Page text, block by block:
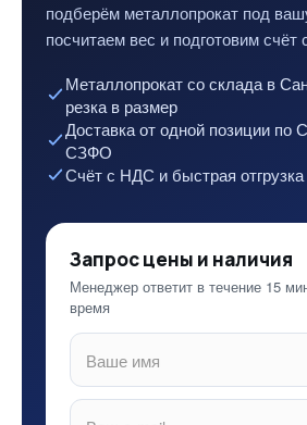
подберём металлопрокат под
посчитаем вес и подготовим
Металлопрокат со склада в
резка в размер
Доставка от одной позиции по
СЗФО
Счёт с НДС и быстрая
Запрос цены и наличия
Менеджер ответит в течение 15
время